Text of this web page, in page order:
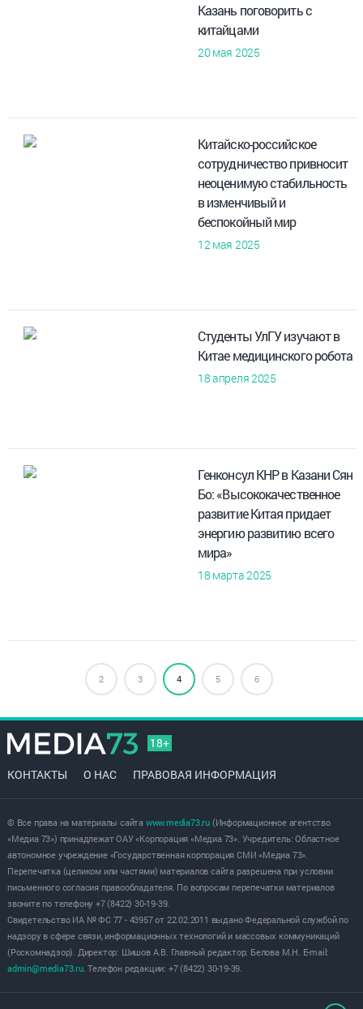
Казань поговорить с
китайцами
20 мая 2025
Китайско-российское
сотрудничество привносит
неоценимую стабильность
в изменчивый и
беспокойный мир
12 мая 2025
Студенты УлГУ изучают в
Китае медицинского робота
18 апреля 2025
Генконсул КНР в Казани Сян
Бо: «Высококачественное
развитие Китая придает
энергию развитию всего
мира»
18 марта 2025
2 3 4 5 6
18+
КОНТАКТЫ О НАС ПРАВОВАЯ ИНФОРМАЦИЯ
© Все права на материалы сайта www.media73.ru(Информационное агентство
«Медиа 73») принадлежат ОАУ «Корпорация «Медиа 73». Учредитель: Областное
автономное учреждение «Государственная корпорация СМИ «Медиа 73».
Перепечатка (целиком или частями) материалов сайта разрешена при условии
письменного согласия правообладателя. По вопросам перепечатки материалов
звоните по телефону +7 (8422) 30-19-39.
Свидетельство ИА № ФС 77 - 43957 от 22.02.2011 выдано Федеральной службой по
надзору в сфере связи, информационных технологий и массовых коммуникаций
(Роскомнадзор). Директор: Шишов А.В. Главный редактор: Белова М.Н. E-mail:
admin@media73.ru. Телефон редакции: +7 (8422) 30-19-39.